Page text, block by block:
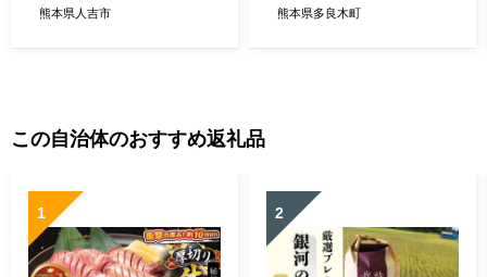
熊本県人吉市 熊本県多良木町
この自治体のおすすめ返礼品
1 2